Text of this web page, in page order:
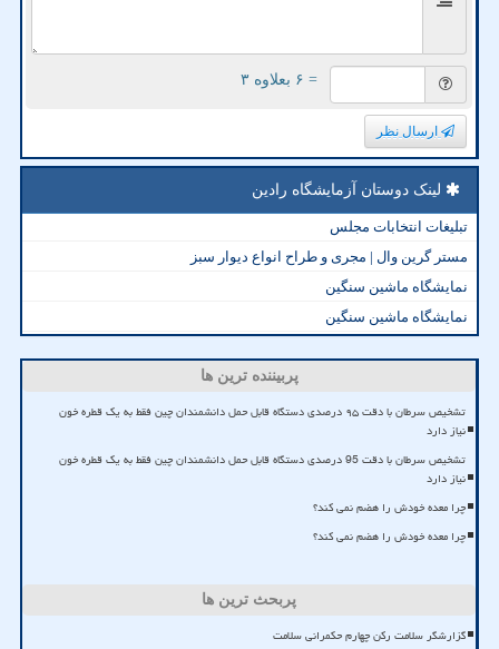
= ۶ بعلاوه ۳
ارسال نظر
لینک دوستان آزمایشگاه رادین
تبلیغات انتخابات مجلس
مستر گرین وال | مجری و طراح انواع دیوار سبز
نمایشگاه ماشین سنگین
نمایشگاه ماشین سنگین
پربیننده ترین ها
تشخیص سرطان با دقت ۹۵ درصدی دستگاه قابل حمل دانشمندان چین فقط به یک قطره خون
نیاز دارد
تشخیص سرطان با دقت 95 درصدی دستگاه قابل حمل دانشمندان چین فقط به یک قطره خون
نیاز دارد
چرا معده خودش را هضم نمی کند؟
چرا معده خودش را هضم نمی کند؟
پربحث ترین ها
گزارشگر سلامت رکن چهارم حکمرانی سلامت